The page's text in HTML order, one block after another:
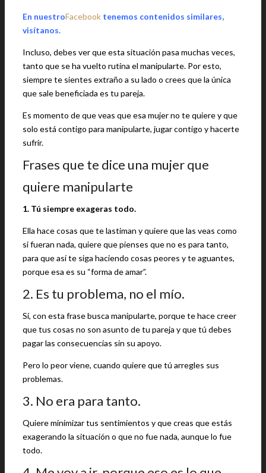
En nuestroFacebook tenemos contenidos similares,
visítanos.
Incluso, debes ver que esta situación pasa muchas veces,
tanto que se ha vuelto rutina el manipularte. Por esto,
siempre te sientes extraño a su lado o crees que la única
que sale beneficiada es tu pareja.
Es momento de que veas que esa mujer no te quiere y que
solo está contigo para manipularte, jugar contigo y hacerte
sufrir.
Frases que te dice una mujer que
quiere manipularte
1. Tú siempre exageras todo.
Ella hace cosas que te lastiman y quiere que las veas como
si fueran nada, quiere que pienses que no es para tanto,
para que así te siga haciendo cosas peores y te aguantes,
porque esa es su “forma de amar”.
2. Es tu problema, no el mío.
Sí, con esta frase busca manipularte, porque te hace creer
que tus cosas no son asunto de tu pareja y que tú debes
pagar las consecuencias sin su apoyo.
Pero lo peor viene, cuando quiere que tú arregles sus
problemas.
3. No era para tanto.
Quiere minimizar tus sentimientos y que creas que estás
exagerando la situación o que no fue nada, aunque lo fue
todo.